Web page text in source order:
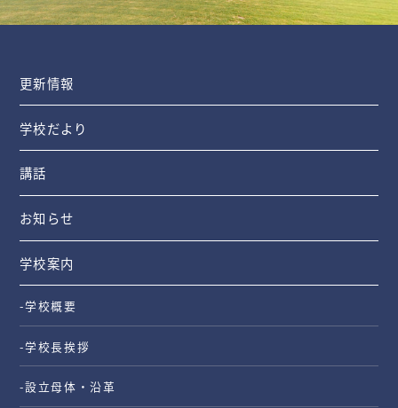
更新情報
学校だより
講話
お知らせ
学校案内
-学校概要
-学校長挨拶
-設立母体・沿革